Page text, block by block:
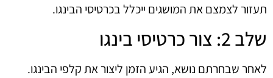
תעזור לצמצם את המושגים ייכלל בכרטיסי הבינגו.
שלב 2: צור כרטיסי בינגו
לאחר שבחרתם נושא, הגיע הזמן ליצור את קלפי הבינגו.